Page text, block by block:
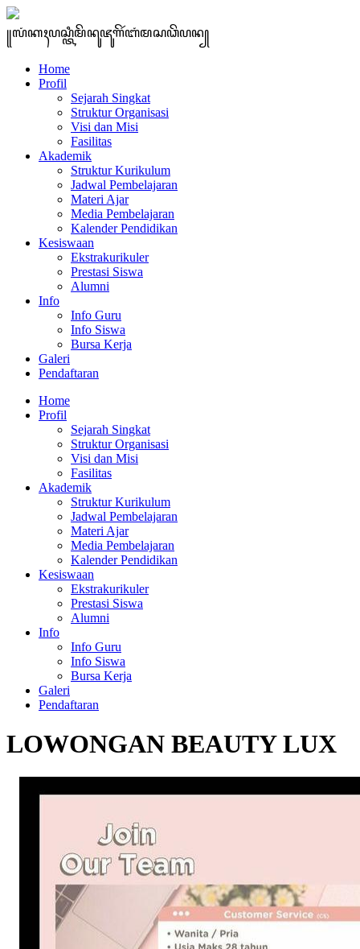
꧋ꦭꦁꦏꦃꦥꦱ꧀ꦠꦶꦩꦼꦤꦸꦗꦸꦒꦼꦂꦧꦁꦩꦱꦣꦼꦥꦤ꧀
Home
Profil
Sejarah Singkat
Struktur Organisasi
Visi dan Misi
Fasilitas
Akademik
Struktur Kurikulum
Jadwal Pembelajaran
Materi Ajar
Media Pembelajaran
Kalender Pendidikan
Kesiswaan
Ekstrakurikuler
Prestasi Siswa
Alumni
Info
Info Guru
Info Siswa
Bursa Kerja
Galeri
Pendaftaran
Home
Profil
Sejarah Singkat
Struktur Organisasi
Visi dan Misi
Fasilitas
Akademik
Struktur Kurikulum
Jadwal Pembelajaran
Materi Ajar
Media Pembelajaran
Kalender Pendidikan
Kesiswaan
Ekstrakurikuler
Prestasi Siswa
Alumni
Info
Info Guru
Info Siswa
Bursa Kerja
Galeri
Pendaftaran
LOWONGAN BEAUTY LUX